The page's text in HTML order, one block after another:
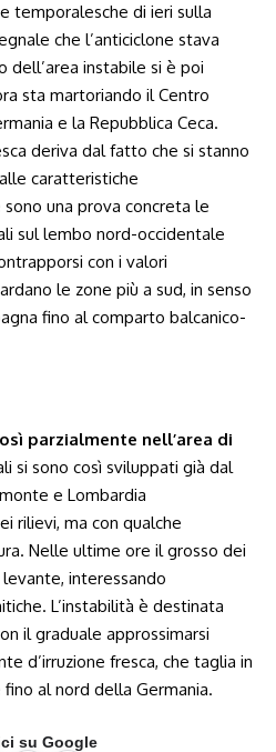
temporalesche di ieri sulla
che l’anticiclone stava
dell’area instabile si è poi
sta martoriando il Centro
e la Repubblica Ceca.
deriva dal fatto che si stanno
caratteristiche
una prova concreta le
sul lembo nord-occidentale
con i valori
le zone più a sud, in senso
fino al comparto balcanico-
parzialmente nell’area di
si sono così sviluppati già dal
e Lombardia
rilievi, ma con qualche
Nelle ultime ore il grosso dei
interessando
L’instabilità è destinata
il graduale approssimarsi
d’irruzione fresca, che taglia in
al nord della Germania.
su Google